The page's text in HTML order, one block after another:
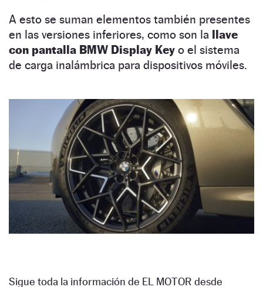
A esto se suman elementos también presentes
en las versiones inferiores, como son la llave
con pantalla BMW Display Key o el sistema
de carga inalámbrica para dispositivos móviles.
Sigue toda la información de EL MOTOR desde